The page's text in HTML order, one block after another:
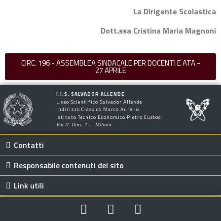
La Dirigente Scolastica
Dott.ssa Cristina Maria Magnoni
CIRC. 196 - ASSEMBLEA SINDACALE PER DOCENTI E ATA -
27 APRILE
I.I.S. SALVADOR ALLENDE
Liceo Scientifico Salvador Allende
Indirizzo Classico Marco Aurelio
Istituto Tecnico Economico Pietro Custodi
Via U. Dini, 7 – Milano
Contatti
Responsabile contenuti del sito
Link utili